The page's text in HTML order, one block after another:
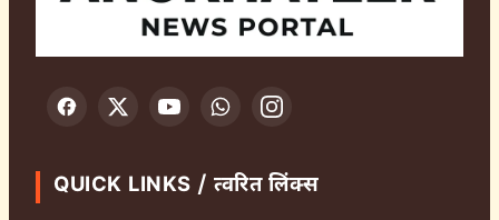
QUICK LINKS / त्वरित लिंक्स